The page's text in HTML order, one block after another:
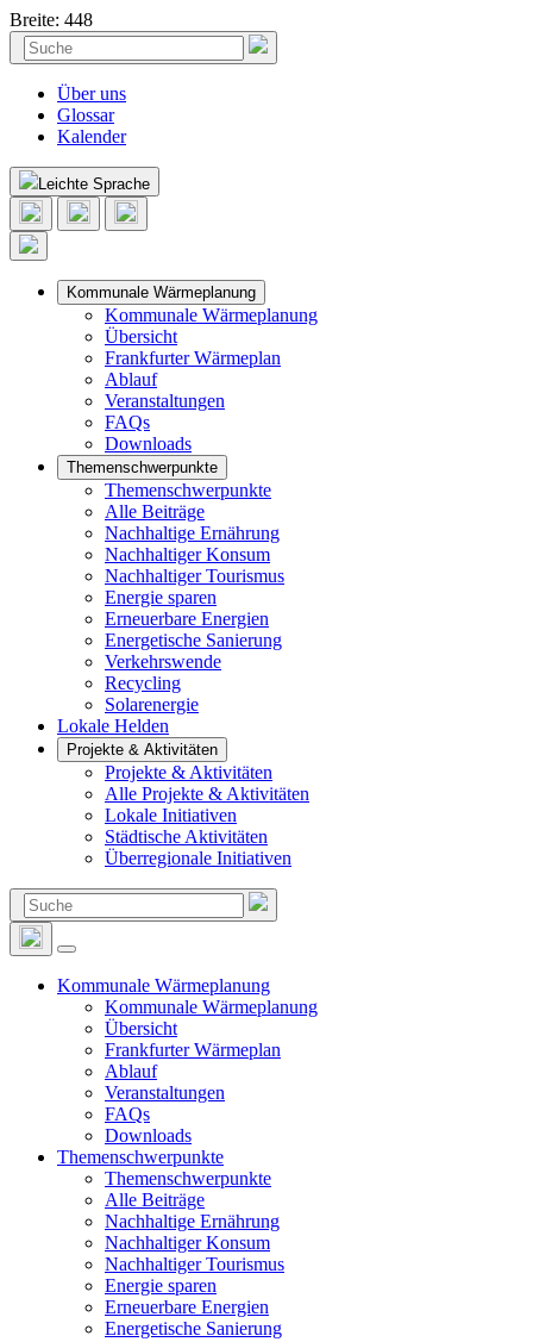
Breite: 448
Skip
to
content
Suchen
nach:
Über uns
Glossar
Kalender
Leichte Sprache
Kommunale Wärmeplanung
Kommunale Wärmeplanung
Übersicht
Frankfurter Wärmeplan
Ablauf
Veranstaltungen
FAQs
Downloads
Themenschwerpunkte
Themenschwerpunkte
Alle Beiträge
Nachhaltige Ernährung
Nachhaltiger Konsum
Nachhaltiger Tourismus
Energie sparen
Erneuerbare Energien
Energetische Sanierung
Verkehrswende
Recycling
Solarenergie
Lokale Helden
Projekte & Aktivitäten
Projekte & Aktivitäten
Alle Projekte & Aktivitäten
Lokale Initiativen
Städtische Aktivitäten
Überregionale Initiativen
Suchen
nach:
Kommunale Wärmeplanung
Kommunale Wärmeplanung
Übersicht
Frankfurter Wärmeplan
Ablauf
Veranstaltungen
FAQs
Downloads
Themenschwerpunkte
Themenschwerpunkte
Alle Beiträge
Nachhaltige Ernährung
Nachhaltiger Konsum
Nachhaltiger Tourismus
Energie sparen
Erneuerbare Energien
Energetische Sanierung